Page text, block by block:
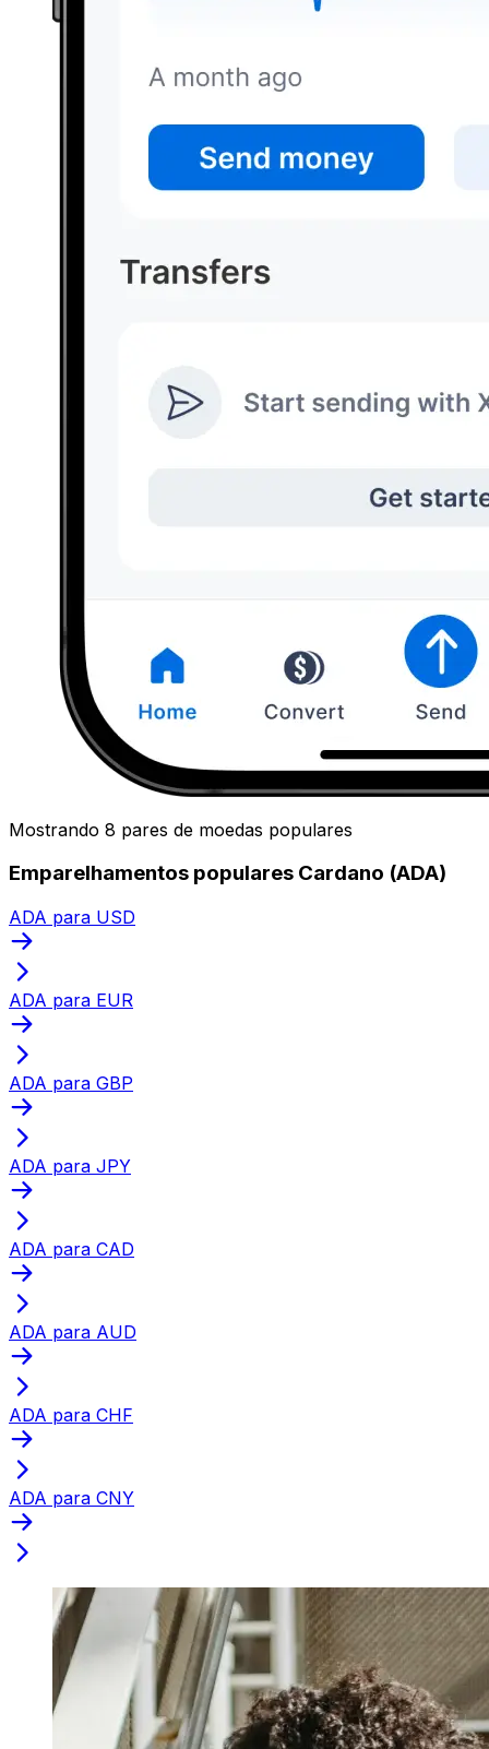
Mostrando 8 pares de moedas populares
Emparelhamentos populares Cardano (ADA)
ADA para USD
ADA para EUR
ADA para GBP
ADA para JPY
ADA para CAD
ADA para AUD
ADA para CHF
ADA para CNY